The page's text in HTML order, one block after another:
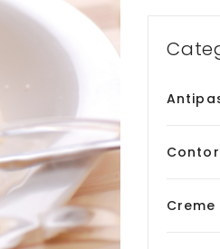
Creme